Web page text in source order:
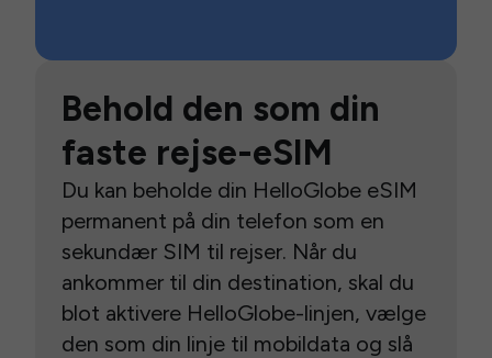
Behold den som din
faste rejse-eSIM
Du kan beholde din HelloGlobe eSIM
permanent på din telefon som en
sekundær SIM til rejser. Når du
ankommer til din destination, skal du
blot aktivere HelloGlobe-linjen, vælge
den som din linje til mobildata og slå